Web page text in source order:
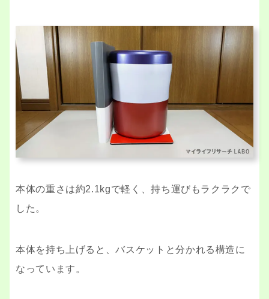
本体の重さは約2.1kgで軽く、持ち運びもラクラクで
した。
本体を持ち上げると、バスケットと分かれる構造に
なっています。